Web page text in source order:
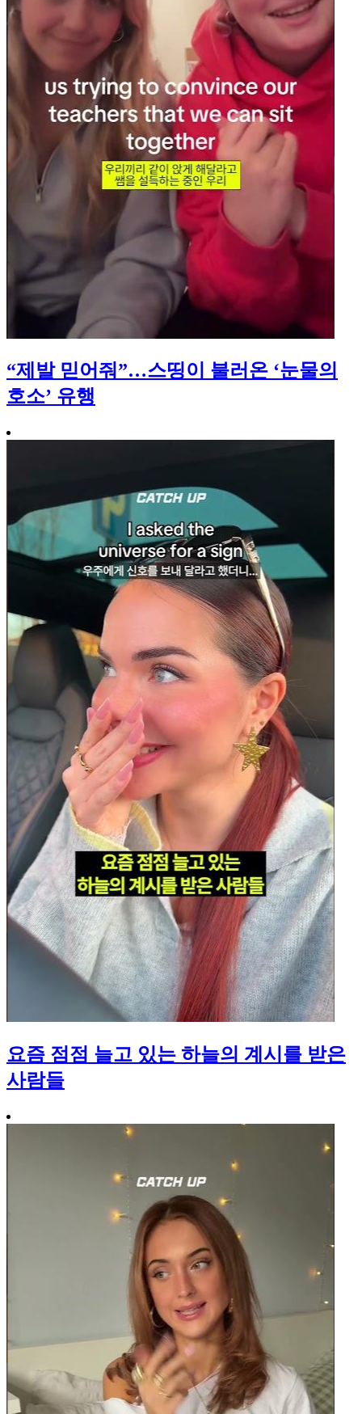
“제발 믿어줘”…스띵이 불러온 ‘눈물의
호소’ 유행
요즘 점점 늘고 있는 하늘의 계시를 받은
사람들